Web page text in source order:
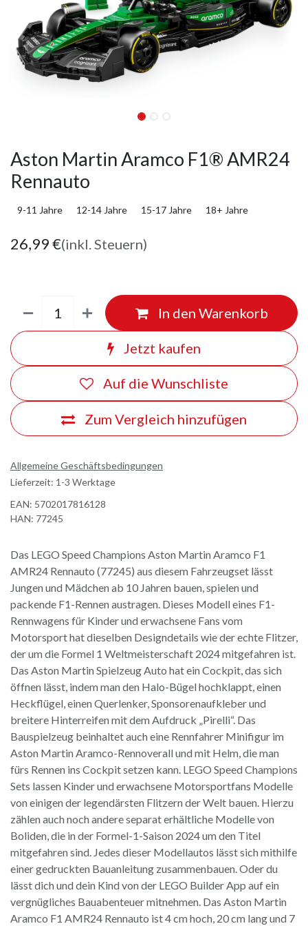
Aston Martin Aramco F1® AMR24
Rennauto
9-11 Jahre 12-14 Jahre 15-17 Jahre 18+ Jahre
26,99€(inkl. Steuern)
In den Warenkorb
Jetzt kaufen
Zum Vergleich hinzufügen
Auf die Wunschliste
Allgemeine Geschäftsbedingungen
Lieferzeit: 1-3 Werktage
EAN: 5702017816128
HAN: 77245
Das LEGO Speed Champions Aston Martin Aramco F1
AMR24 Rennauto (77245) aus diesem Fahrzeugset lässt
Jungen und Mädchen ab 10 Jahren bauen, spielen und
packende F1-Rennen austragen. Dieses Modell eines F1-
Rennwagens für Kinder und erwachsene Fans vom
Motorsport hat dieselben Designdetails wie der echte Flitzer,
der um die Formel 1 Weltmeisterschaft 2024 mitgefahren ist.
Das Aston Martin Spielzeug Auto hat ein Cockpit, das sich
öffnen lässt, indem man den Halo-Bügel hochklappt, einen
Heckflügel, einen Querlenker, Sponsorenaufkleber und
breitere Hinterreifen mit dem Aufdruck „Pirelli“. Das
Bauspielzeug beinhaltet auch eine Rennfahrer Minifigur im
Aston Martin Aramco-Rennoverall und mit Helm, die man
fürs Rennen ins Cockpit setzen kann. LEGO Speed Champions
Sets lassen Kinder und erwachsene Motorsportfans Modelle
von einigen der legendärsten Flitzern der Welt bauen. Hierzu
zählen auch noch andere separat erhältliche Modelle von
Boliden, die in der Formel-1-Saison 2024 um den Titel
mitgefahren sind. Jedes dieser Modellautos lässt sich mithilfe
einer gedruckten Bauanleitung zusammenbauen. Oder du
lässt dich und dein Kind von der LEGO Builder App auf ein
vergnügliches Bauabenteuer mitnehmen. Das Aston Martin
Aramco F1 AMR24 Rennauto ist 4 cm hoch, 20 cm lang und 7